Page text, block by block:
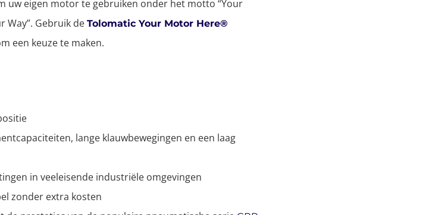
uw eigen motor te gebruiken onder het motto “Your
Way”. Gebruik de Tolomatic Your Motor Here®
een keuze te maken.
lange klauwbewegingen en een laag
in veeleisende industriële omgevingen
zonder extra kosten